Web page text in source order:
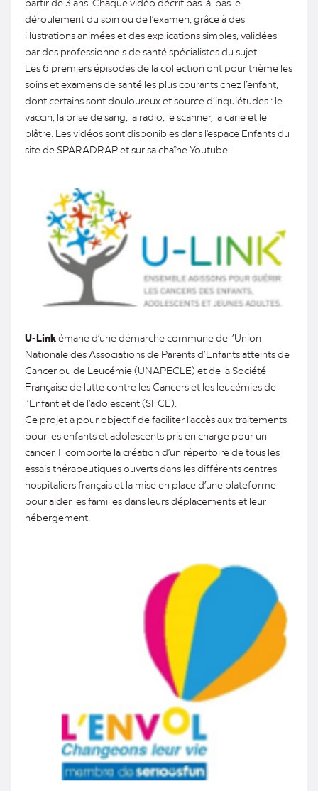
déroulement du soin ou de l’examen, grâce à des
illustrations animées et des explications simples, validées
par des professionnels de santé spécialistes du sujet.
Les 6 premiers épisodes de la collection ont pour thème les
soins et examens de santé les plus courants chez l’enfant,
dont certains sont douloureux et source d’inquiétudes : le
vaccin, la prise de sang, la radio, le scanner, la carie et le
plâtre. Les vidéos sont disponibles dans l'espace Enfants du
site de SPARADRAP et sur sa chaîne Youtube.
U-Linkémane d’une démarche commune de l’Union
Nationale des Associations de Parents d’Enfants atteints de
Cancer ou de Leucémie (UNAPECLE) et de la Société
Française de lutte contre les Cancers et les leucémies de
l’Enfant et de l’adolescent (SFCE).
Ce projet a pour objectif de faciliter l’accès aux traitements
pour les enfants et adolescents pris en charge pour un
cancer. Il comporte la création d’un répertoire de tous les
essais thérapeutiques ouverts dans les différents centres
hospitaliers français et la mise en place d’une plateforme
pour aider les familles dans leurs déplacements et leur
hébergement.